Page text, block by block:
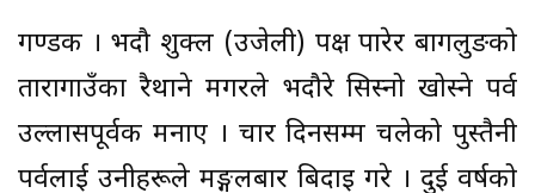
गण्डकी । भदौ शुक्ल (उजेली) पक्ष पारेर बागलुङको
तारागाउँका रैथाने मगरले भदौरे सिस्नो खोस्ने पर्व
उल्लासपूर्वक मनाए । चार दिनसम्म चलेको पुस्तैनी
पर्वलाई उनीहरूले मङ्गलबार बिदाइ गरे । दुई वर्षको